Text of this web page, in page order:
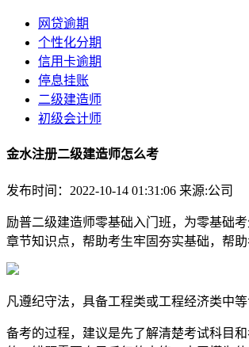
网贷逾期
个性化分期
信用卡逾期
停息挂账
二级建造师
初级会计师
金水注册二级建造师怎么考
发布时间：2022-10-14 01:31:06 来源:公司
励普二级建造师零基础入门班，为零基础
章节知识点，帮助考生牢固夯实基础，帮
凡遵纪守法，具备工程类或工程经济类中
备考的过程，建议是先了解清楚考试科目